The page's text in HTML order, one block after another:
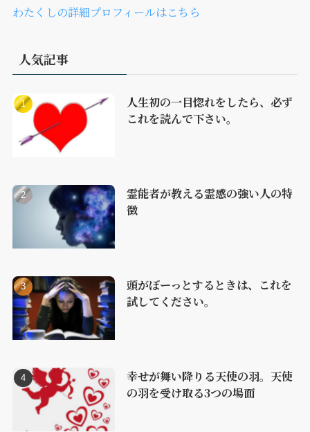
わたくしの詳細プロフィールはこちら
人気記事
人生初の一目惚れをしたら、必ず
これを読んで下さい。
霊能者が教える霊感の強い人の特
徴
頭がぼーっとするときは、これを
試してください。
幸せが舞い降りる天使の羽。天使
の羽を受け取る3つの場面